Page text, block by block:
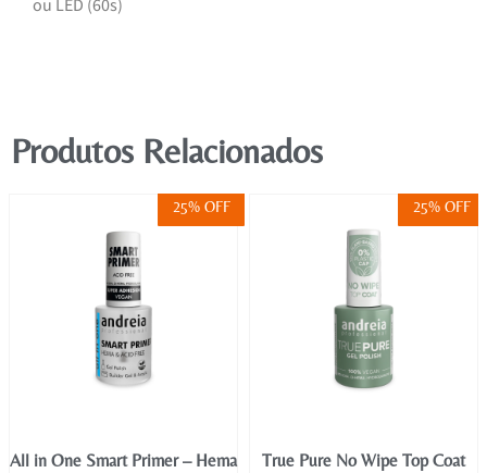
ou LED (60s)
Produtos Relacionados
25% OFF
All in One Smart Primer – Hema
25% OFF
True Pure No Wipe Top Coat